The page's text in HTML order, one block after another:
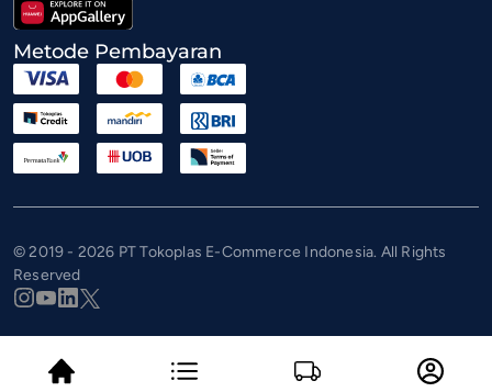
Metode Pembayaran
© 2019 - 2026 PT Tokoplas E-Commerce Indonesia. All Rights
Reserved